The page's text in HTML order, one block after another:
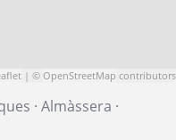
| © OpenStreetMap contributors
· Almàssera ·